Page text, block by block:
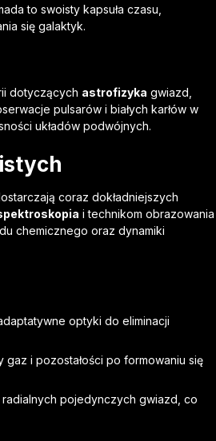
to swoisty kapsuła czasu,
się galaktyk.
dotyczących astrofizyka gwiazd,
pulsarów i białych karłów w
układów podwójnych.
coraz dokładniejszych
i technikom obrazowania
chemicznego oraz dynamiki
optyki do eliminacji
gaz i pozostałości po formowaniu się
pojedynczych gwiazd, co